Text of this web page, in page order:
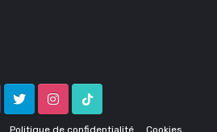
Twitter InstagramTik Tok